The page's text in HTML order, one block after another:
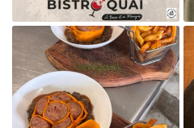

Agrandir la photo